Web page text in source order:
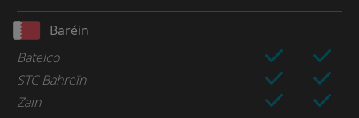
Baréin
Batelco
STC Bahreïn
Zain